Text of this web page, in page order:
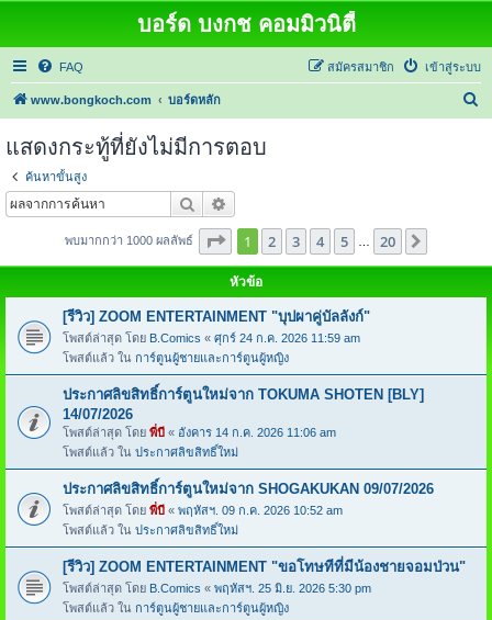
บอร์ด บงกช คอมมิวนิตี้
FAQ เข้าสู่ระบบ
สมัครสมาชิก
www.bongkoch.com บอร์ดหลัก
แสดงกระทู้ที่ยังไม่มีการตอบ
ค้นหาขั้นสูง
ค้นหา
พบมากกว่า 1000 ผลลัพธ์ หน้า จากทั้งหมด 20
1 2 3 4 5 20
หัวข้อ
[รีวิว] ZOOM ENTERTAINMENT "บุปผาคู่บัลลังก์"
โพสต์ล่าสุด โดย B.Comics « ศุกร์ 24 ก.ค. 2026 11:59 am
โพสต์แล้ว ใน การ์ตูนผู้ชายและการ์ตูนผู้หญิง
ประกาศลิขสิทธิ์การ์ตูนใหม่จาก TOKUMA SHOTEN [BLY]
14/07/2026
โพสต์ล่าสุด โดย พี่บี « อังคาร 14 ก.ค. 2026 11:06 am
โพสต์แล้ว ใน ประกาศลิขสิทธิ์ใหม่
ประกาศลิขสิทธิ์การ์ตูนใหม่จาก SHOGAKUKAN 09/07/2026
โพสต์ล่าสุด โดย พี่บี « พฤหัสฯ. 09 ก.ค. 2026 10:52 am
โพสต์แล้ว ใน ประกาศลิขสิทธิ์ใหม่
[รีวิว] ZOOM ENTERTAINMENT "ขอโทษทีที่มีน้องชายจอมป่วน"
โพสต์ล่าสุด โดย B.Comics « พฤหัสฯ. 25 มิ.ย. 2026 5:30 pm
โพสต์แล้ว ใน การ์ตูนผู้ชายและการ์ตูนผู้หญิง